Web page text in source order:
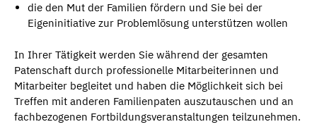
die den Mut der Familien fördern und Sie bei der
Eigeninitiative zur Problemlösung unterstützen wollen
In Ihrer Tätigkeit werden Sie während der gesamten
Patenschaft durch professionelle Mitarbeiterinnen und
Mitarbeiter begleitet und haben die Möglichkeit sich bei
Treffen mit anderen Familienpaten auszutauschen und an
fachbezogenen Fortbildungsveranstaltungen teilzunehmen.